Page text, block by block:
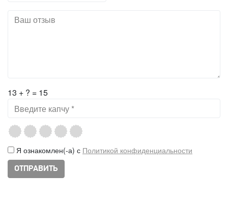
13 + ? = 15
Я ознакомлен(-а) с Политикой конфиденциальности